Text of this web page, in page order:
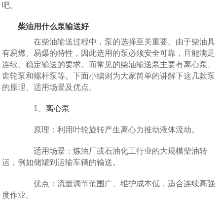
吧。
柴油用什么泵输送好
在柴油输送过程中，泵的选择至关重要。由于柴油具
有易燃、易爆的特性，因此选用的泵必须安全可靠，且能满足
连续、稳定输送的要求。而常见的柴油输送泵主要有离心泵、
齿轮泵和螺杆泵等。下面小编则为大家简单的讲解下这几款泵
的原理、适用场景及优点。
1、离心泵
原理：利用叶轮旋转产生离心力推动液体流动。
适用场景：炼油厂或石油化工行业的大规模柴油转
运，例如储罐到运输车辆的输送。
优点：流量调节范围广、维护成本低，适合连续高强
度作业。